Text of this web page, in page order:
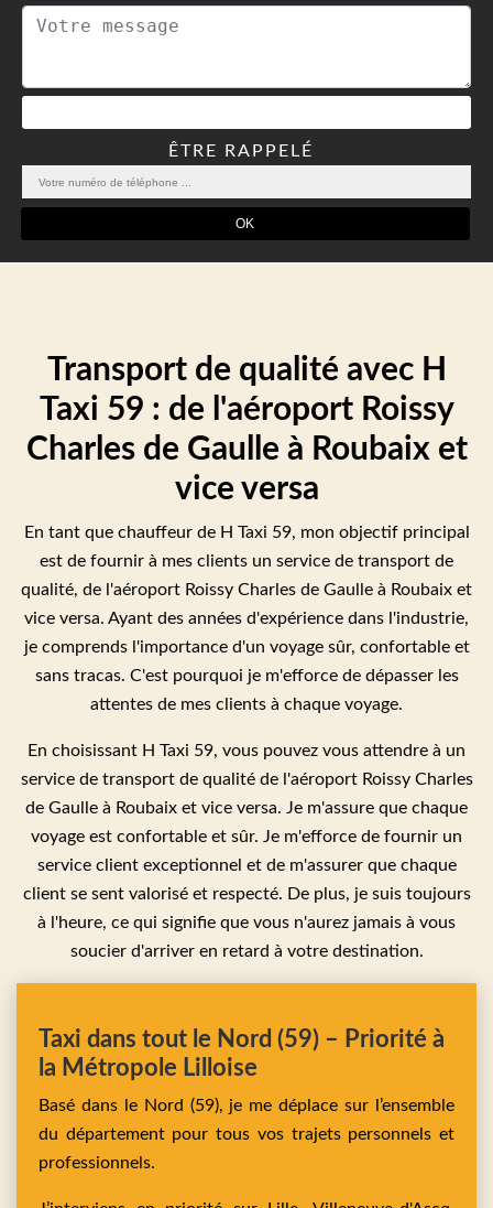
ÊTRE RAPPELÉ
Transport de qualité avec H
Taxi 59 : de l'aéroport Roissy
Charles de Gaulle à Roubaix et
vice versa
En tant que chauffeur de H Taxi 59, mon objectif principal
est de fournir à mes clients un service de transport de
qualité, de l'aéroport Roissy Charles de Gaulle à Roubaix et
vice versa. Ayant des années d'expérience dans l'industrie,
je comprends l'importance d'un voyage sûr, confortable et
sans tracas. C'est pourquoi je m'efforce de dépasser les
attentes de mes clients à chaque voyage.
En choisissant H Taxi 59, vous pouvez vous attendre à un
service de transport de qualité de l'aéroport Roissy Charles
de Gaulle à Roubaix et vice versa. Je m'assure que chaque
voyage est confortable et sûr. Je m'efforce de fournir un
service client exceptionnel et de m'assurer que chaque
client se sent valorisé et respecté. De plus, je suis toujours
à l'heure, ce qui signifie que vous n'aurez jamais à vous
soucier d'arriver en retard à votre destination.
Taxi dans tout le Nord (59) – Priorité à
la Métropole Lilloise
Basé dans le Nord (59), je me déplace sur l’ensemble
du département pour tous vos trajets personnels et
professionnels.